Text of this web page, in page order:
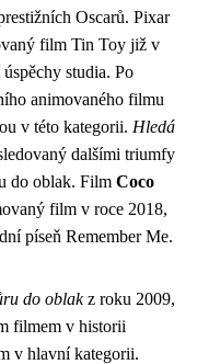
Oscarů. Pixar
film Tin Toy již v
studia. Po
animovaného filmu
v této kategorii. Hledá
dalšími triumfy
do oblak. Film Coco
film v roce 2018,
píseň Remember Me.
do oblakz roku 2009,
filmem v historii
v hlavní kategorii.